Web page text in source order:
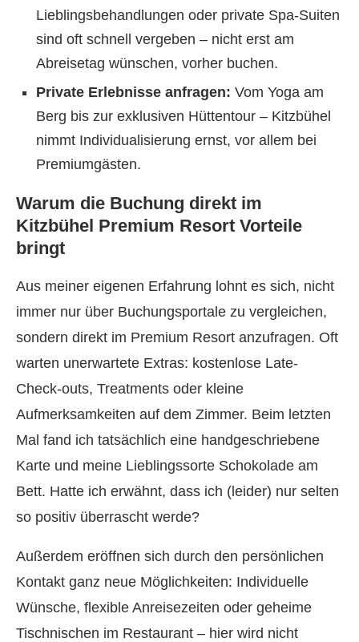
Lieblingsbehandlungen oder private Spa-Suiten
sind oft schnell vergeben – nicht erst am
Abreisetag wünschen, vorher buchen.
Private Erlebnisse anfragen: Vom Yoga am
Berg bis zur exklusiven Hüttentour – Kitzbühel
nimmt Individualisierung ernst, vor allem bei
Premiumgästen.
Warum die Buchung direkt im
Kitzbühel Premium Resort Vorteile
bringt
Aus meiner eigenen Erfahrung lohnt es sich, nicht
immer nur über Buchungsportale zu vergleichen,
sondern direkt im Premium Resort anzufragen. Oft
warten unerwartete Extras: kostenlose Late-
Check-outs, Treatments oder kleine
Aufmerksamkeiten auf dem Zimmer. Beim letzten
Mal fand ich tatsächlich eine handgeschriebene
Karte und meine Lieblingssorte Schokolade am
Bett. Hatte ich erwähnt, dass ich (leider) nur selten
so positiv überrascht werde?
Außerdem eröffnen sich durch den persönlichen
Kontakt ganz neue Möglichkeiten: Individuelle
Wünsche, flexible Anreisezeiten oder geheime
Tischnischen im Restaurant – hier wird nicht